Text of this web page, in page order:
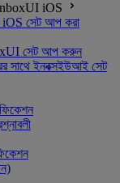
iOS
সেট আপ করা
সেট আপ করুন
সাথে ইনবক্সইউআই সেট